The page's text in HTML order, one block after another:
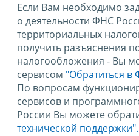
Если Вам необходимо
о деятельности ФНС
территориальных
получить разъяснения
налогообложения - Вы
сервисом "Обратиться в
По вопросам
сервисов и
России Вы можете
технической поддержки".